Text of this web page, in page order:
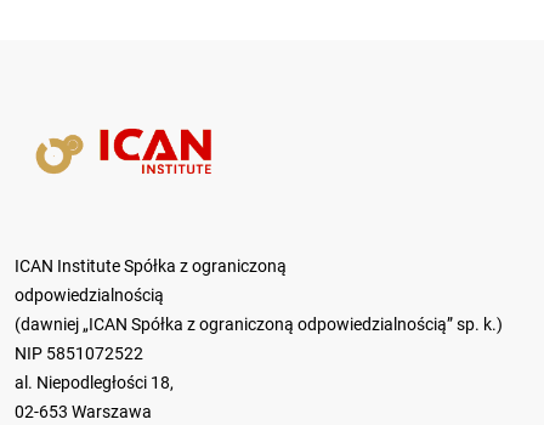
ICAN Institute Spółka z ograniczoną
odpowiedzialnością
(dawniej „ICAN Spółka z ograniczoną odpowiedzialnością” sp. k.)
NIP 5851072522
al. Niepodległości 18,
02-653 Warszawa